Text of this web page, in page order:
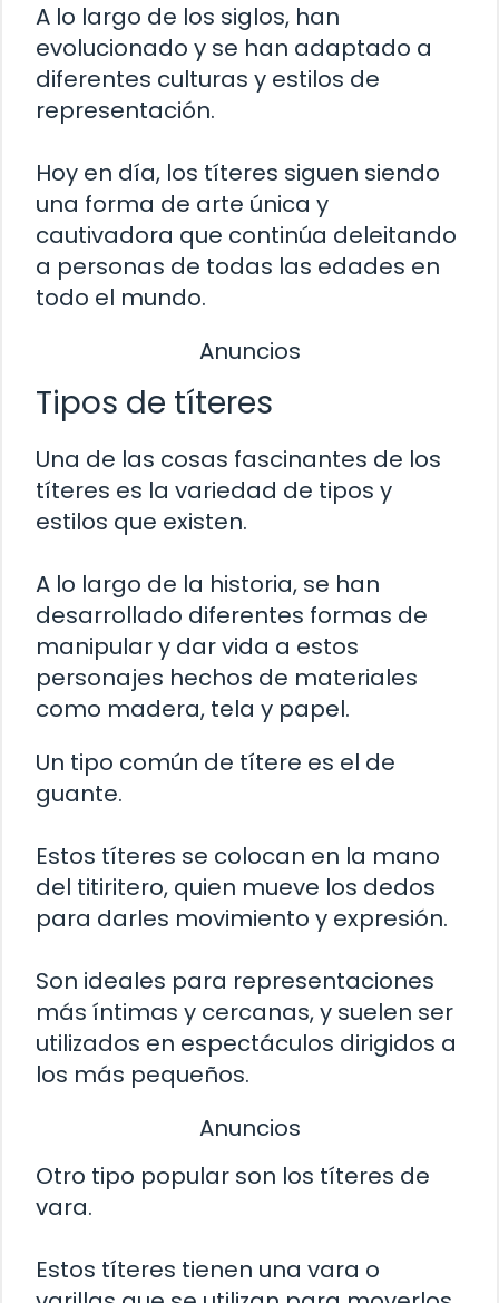
A lo largo de los siglos, han
evolucionado y se han adaptado a
diferentes culturas y estilos de
representación.
Hoy en día, los títeres siguen siendo
una forma de arte única y
cautivadora que continúa deleitando
a personas de todas las edades en
todo el mundo.
Anuncios
Tipos de títeres
Una de las cosas fascinantes de los
títeres es la variedad de tipos y
estilos que existen.
A lo largo de la historia, se han
desarrollado diferentes formas de
manipular y dar vida a estos
personajes hechos de materiales
como madera, tela y papel.
Un tipo común de títere es el de
guante.
Estos títeres se colocan en la mano
del titiritero, quien mueve los dedos
para darles movimiento y expresión.
Son ideales para representaciones
más íntimas y cercanas, y suelen ser
utilizados en espectáculos dirigidos a
los más pequeños.
Anuncios
Otro tipo popular son los títeres de
vara.
Estos títeres tienen una vara o